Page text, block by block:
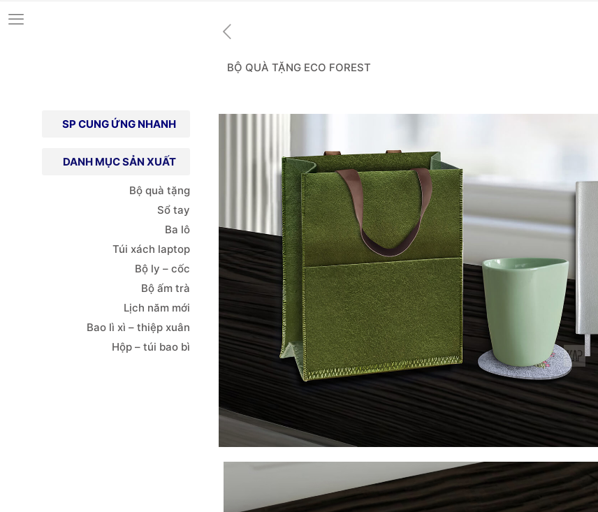
BỘ QUÀ TẶNG ECO FOREST
SP CUNG ỨNG NHANH
DANH MỤC SẢN XUẤT
Bộ quà tặng
Sổ tay
Ba lô
Túi xách laptop
Bộ ly – cốc
Bộ ấm trà
Lịch năm mới
Bao lì xì – thiệp xuân
Hộp – túi bao bì